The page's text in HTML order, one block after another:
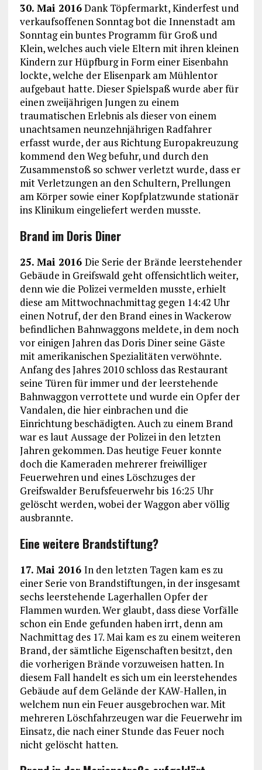
30. Mai 2016Dank Töpfermarkt, Kinderfest und
verkaufsoffenen Sonntag bot die Innenstadt am
Sonntag ein buntes Programm für Groß und
Klein, welches auch viele Eltern mit ihren kleinen
Kindern zur Hüpfburg in Form einer Eisenbahn
lockte, welche der Elisenpark am Mühlentor
aufgebaut hatte. Dieser Spielspaß wurde aber für
einen zweijährigen Jungen zu einem
traumatischen Erlebnis als dieser von einem
unachtsamen neunzehnjährigen Radfahrer
erfasst wurde, der aus Richtung Europakreuzung
kommend den Weg befuhr, und durch den
Zusammenstoß so schwer verletzt wurde, dass er
mit Verletzungen an den Schultern, Prellungen
am Körper sowie einer Kopfplatzwunde stationär
ins Klinikum eingeliefert werden musste.
Brand im Doris Diner
25. Mai 2016 Die Serie der Brände leerstehender
Gebäude in Greifswald geht offensichtlich weiter,
denn wie die Polizei vermelden musste, erhielt
diese am Mittwochnachmittag gegen 14:42 Uhr
einen Notruf, der den Brand eines in Wackerow
befindlichen Bahnwaggons meldete, in dem noch
vor einigen Jahren das Doris Diner seine Gäste
mit amerikanischen Spezialitäten verwöhnte.
Anfang des Jahres 2010 schloss das Restaurant
seine Türen für immer und der leerstehende
Bahnwaggon verrottete und wurde ein Opfer der
Vandalen, die hier einbrachen und die
Einrichtung beschädigten. Auch zu einem Brand
war es laut Aussage der Polizei in den letzten
Jahren gekommen. Das heutige Feuer konnte
doch die Kameraden mehrerer freiwilliger
Feuerwehren und eines Löschzuges der
Greifswalder Berufsfeuerwehr bis 16:25 Uhr
gelöscht werden, wobei der Waggon aber völlig
ausbrannte.
Eine weitere Brandstiftung?
17. Mai 2016 In den letzten Tagen kam es zu
einer Serie von Brandstiftungen, in der insgesamt
sechs leerstehende Lagerhallen Opfer der
Flammen wurden. Wer glaubt, dass diese Vorfälle
schon ein Ende gefunden haben irrt, denn am
Nachmittag des 17. Mai kam es zu einem weiteren
Brand, der sämtliche Eigenschaften besitzt, den
die vorherigen Brände vorzuweisen hatten. In
diesem Fall handelt es sich um ein leerstehendes
Gebäude auf dem Gelände der KAW-Hallen, in
welchem nun ein Feuer ausgebrochen war. Mit
mehreren Löschfahrzeugen war die Feuerwehr im
Einsatz, die nach einer Stunde das Feuer noch
nicht gelöscht hatten.